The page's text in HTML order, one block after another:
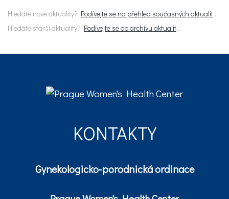
Hledáte nové aktuality? Podívejte se na přehled současných aktualit...
Hledáte starší aktuality? Podívejte se do archivu aktualit...
KONTAKTY
Gynekologicko-porodnická ordinace